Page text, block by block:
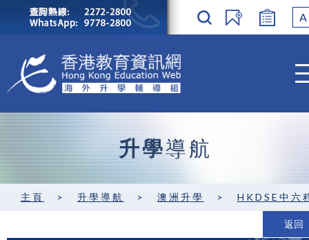
A
升學導航
主頁 > 升學導航 > 澳洲升學 > HKDSE中六程度 / GCE A-
返回